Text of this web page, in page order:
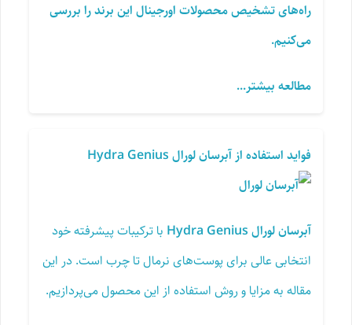
راه‌های تشخیص محصولات اورجینال این برند را بررسی
می‌کنیم.
مطالعه بیشتر...
فواید استفاده از آبرسان لورال Hydra Genius
آبرسان لورال Hydra Genius
با ترکیبات پیشرفته خود
انتخابی عالی برای پوست‌های نرمال تا چرب است. در این
مقاله به مزایا و روش استفاده از این محصول می‌پردازیم.